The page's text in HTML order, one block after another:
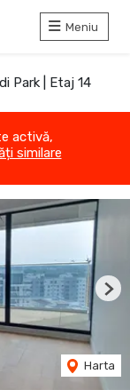
Meniu
Park | Etaj 14
activă,
similare
Harta